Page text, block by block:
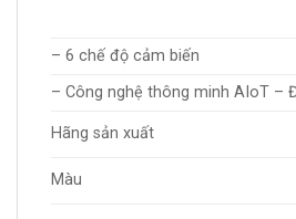
– 6 chế độ cảm biến
– Công nghệ thông minh AIoT –
Hãng sản xuất
Màu